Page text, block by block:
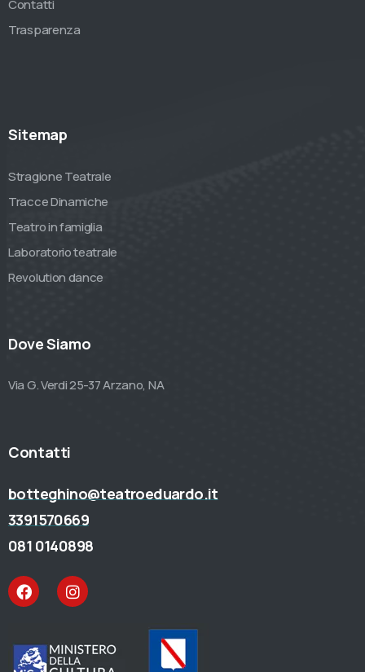
Contatti
Trasparenza
Sitemap
Stragione Teatrale
Tracce Dinamiche
Teatro in famiglia
Laboratorio teatrale
Revolution dance
Dove Siamo
Via G. Verdi 25-37 Arzano, NA
Contatti
botteghino@teatroeduardo.it
3391570669
081 0140898